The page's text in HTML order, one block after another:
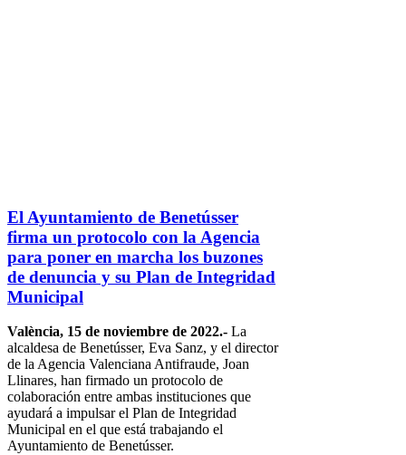
El Ayuntamiento de Benetússer
firma un protocolo con la Agencia
para poner en marcha los buzones
de denuncia y su Plan de Integridad
Municipal
València, 15 de noviembre de 2022.- La
alcaldesa de Benetússer, Eva Sanz, y el director
de la Agencia Valenciana Antifraude, Joan
Llinares, han firmado un protocolo de
colaboración entre ambas instituciones que
ayudará a impulsar el Plan de Integridad
Municipal en el que está trabajando el
Ayuntamiento de Benetússer.